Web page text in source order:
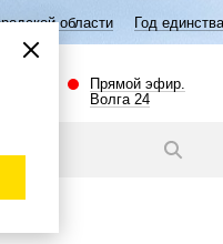
Год единства народов России
Прямой эфир.
Волга 24